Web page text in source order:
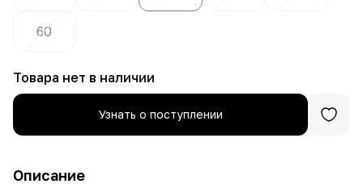
60
Товара нет в наличии
Узнать о поступлении
Описание